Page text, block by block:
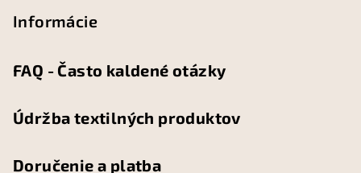
Informácie
FAQ - Často kaldené otázky
Údržba textilných produktov
Doručenie a platba